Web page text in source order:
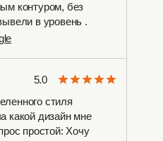
контуром, без
в уровень .
стиля
какой дизайн мне
простой: Хочу
5.0